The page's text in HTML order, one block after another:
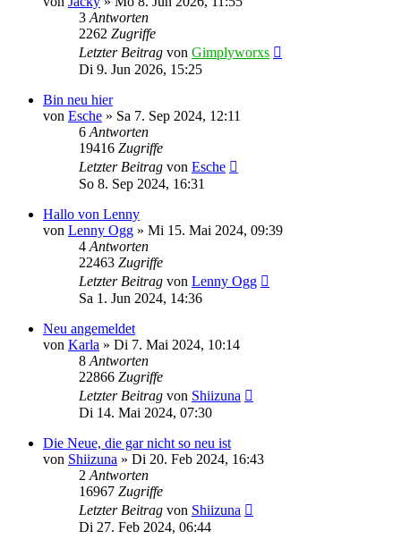
3 Antworten
2262 Zugriffe
Letzter Beitrag von Gimplyworxs
Di 9. Jun 2026, 15:25
Bin neu hier
von Esche » Sa 7. Sep 2024, 12:11
6 Antworten
19416 Zugriffe
Letzter Beitrag von Esche
So 8. Sep 2024, 16:31
Hallo von Lenny
von Lenny Ogg » Mi 15. Mai 2024, 09:39
4 Antworten
22463 Zugriffe
Letzter Beitrag von Lenny Ogg
Sa 1. Jun 2024, 14:36
Neu angemeldet
von Karla » Di 7. Mai 2024, 10:14
8 Antworten
22866 Zugriffe
Letzter Beitrag von Shiizuna
Di 14. Mai 2024, 07:30
Die Neue, die gar nicht so neu ist
von Shiizuna » Di 20. Feb 2024, 16:43
2 Antworten
16967 Zugriffe
Letzter Beitrag von Shiizuna
Di 27. Feb 2024, 06:44